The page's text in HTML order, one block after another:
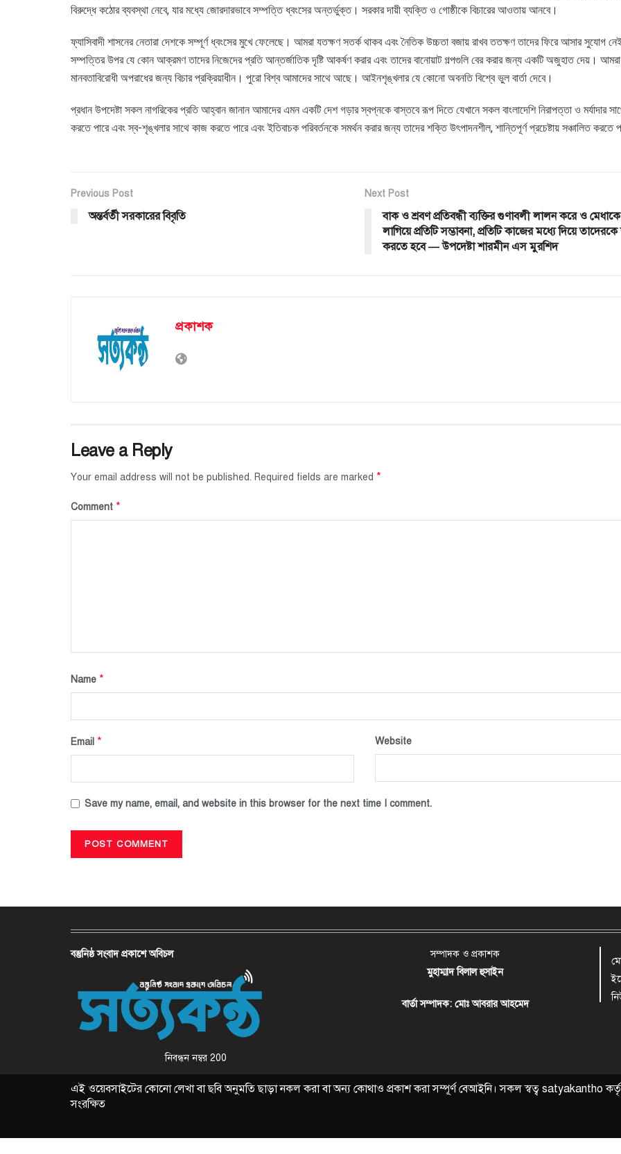
বিরুদ্ধে কঠোর ব্যবস্থা নেবে, যার মধ্যে জোরদারভাবে সম্পত্তি ধ্বংসের অন্তর্ভুক্ত। সরকার দায়ী ব্যক্তি ও গোষ্ঠীকে বিচারের আওতায় আনবে।
ফ্যাসিবাদী শাসনের নেতারা দেশকে সম্পূর্ণ ধ্বংসের মুখে ফেলেছে। আমরা যতক্ষণ সতর্ক থাকব এবং নৈতিক উচ্চতা বজায় রাখব ততক্ষণ তাদের ফিরে আসার সুযোগ
সম্পত্তির উপর যে কোন আক্রমণ তাদের নিজেদের প্রতি আন্তর্জাতিক দৃষ্টি আকর্ষণ করার এবং তাদের বানোয়াট গল্পগুলি বের করার জন্য একটি অজুহাত দেয়। আমরা
মানবতাবিরোধী অপরাধের জন্য বিচার প্রক্রিয়াধীন। পুরো বিশ্ব আমাদের সাথে আছে। আইনশৃঙ্খলার যে কোনো অবনতি বিশ্বে ভুল বার্তা দেবে।
প্রধান উপদেষ্টা সকল নাগরিকের প্রতি আহ্বান জানান আমাদের এমন একটি দেশ গড়ার স্বপ্নকে বাস্তবে রূপ দিতে যেখানে সকল বাংলাদেশি নিরাপত্তা ও মর্যাদার
করতে পারে এবং স্ব-শৃঙ্খলার সাথে কাজ করতে পারে এবং ইতিবাচক পরিবর্তনকে সমর্থন করার জন্য তাদের শক্তি উৎপাদনশীল, শান্তিপূর্ণ প্রচেষ্টায় সঞ্চালিত করতে
Previous Post
অন্তর্বর্তী সরকারের বিবৃতি
Next Post
বাক ও শ্রবণ প্রতিবন্ধী ব্যক্তির গুণাবলী লালন করে ও
লাগিয়ে প্রতিটি সম্ভাবনা, প্রতিটি কাজের মধ্যে দিয়ে
করতে হবে — উপদেষ্টা শারমীন এস মুরশিদ
প্রকাশক
Leave a Reply
Your email address will not be published. Required fields are marked *
Comment *
Name *
Email * Website
Save my name, email, and website in this browser for the next time I comment.
বস্তুনিষ্ঠ সংবাদ প্রকাশে অবিচল
নিবন্ধন নম্বর 200
সম্পাদক ও প্রকাশক
মুহাম্মাদ বিলাল হুসাইন
বার্তা সম্পাদক: মোঃ আবরার আহমেদ
এই ওয়েবসাইটের কোনো লেখা বা ছবি অনুমতি ছাড়া নকল করা বা অন্য কোথাও প্রকাশ করা সম্পূর্ণ বেআইনি। সকল স্বত্ব satyakantho
সংরক্ষিত